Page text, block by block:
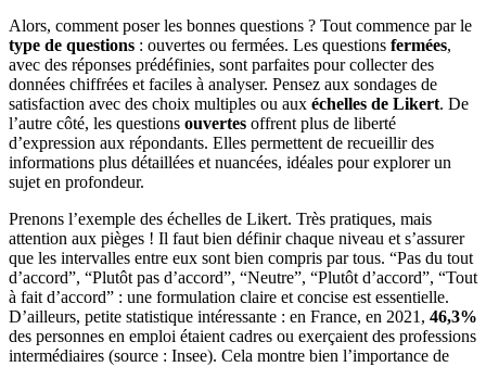
Alors, comment poser les bonnes questions ? Tout commence par le
type de questions : ouvertes ou fermées. Les questions fermées,
avec des réponses prédéfinies, sont parfaites pour collecter des
données chiffrées et faciles à analyser. Pensez aux sondages de
satisfaction avec des choix multiples ou aux échelles de Likert. De
l’autre côté, les questions ouvertes offrent plus de liberté
d’expression aux répondants. Elles permettent de recueillir des
informations plus détaillées et nuancées, idéales pour explorer un
sujet en profondeur.
Prenons l’exemple des échelles de Likert. Très pratiques, mais
attention aux pièges ! Il faut bien définir chaque niveau et s’assurer
que les intervalles entre eux sont bien compris par tous. “Pas du tout
d’accord”, “Plutôt pas d’accord”, “Neutre”, “Plutôt d’accord”, “Tout
à fait d’accord” : une formulation claire et concise est essentielle.
D’ailleurs, petite statistique intéressante : en France, en 2021, 46,3%
des personnes en emploi étaient cadres ou exerçaient des professions
intermédiaires (source : Insee). Cela montre bien l’importance de